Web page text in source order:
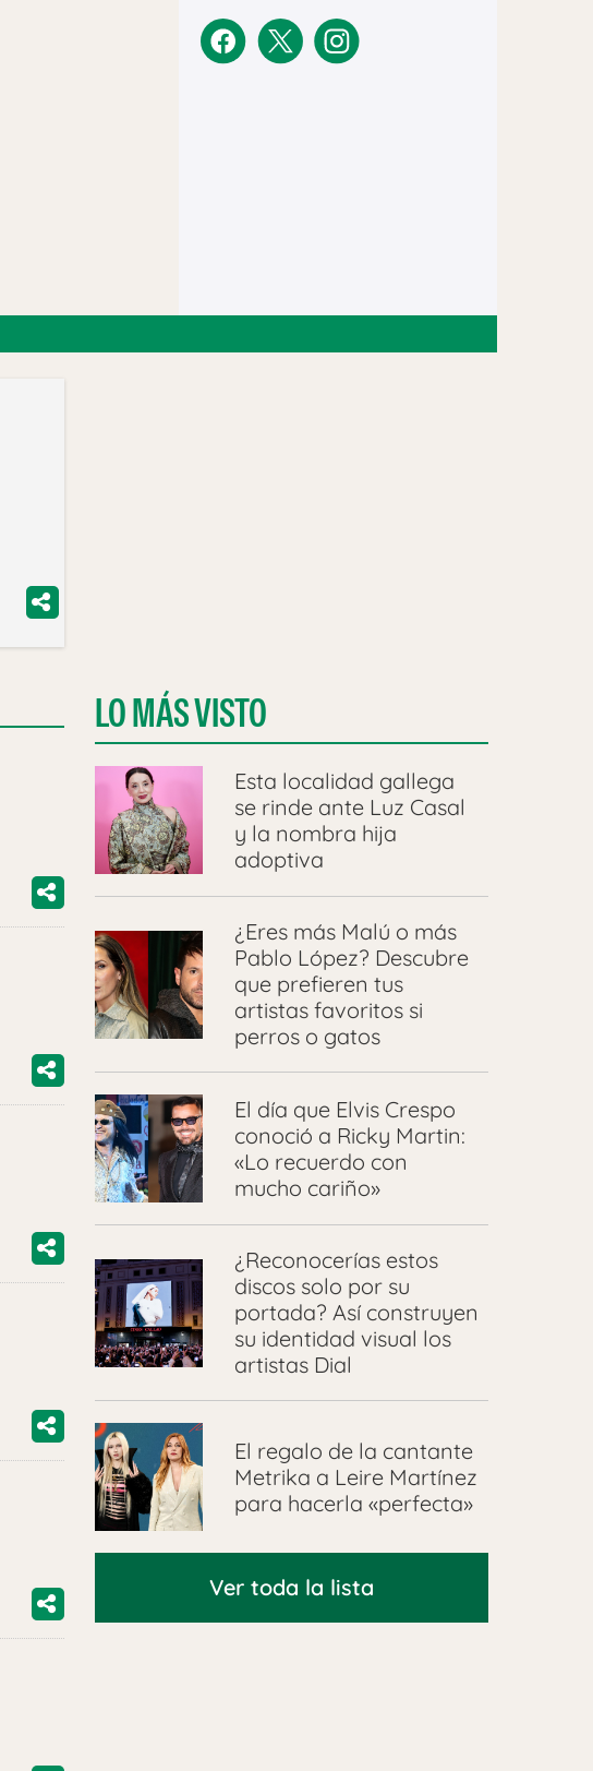
LO MÁS VISTO
Esta localidad gallega
se rinde ante Luz Casal
y la nombra hija
adoptiva
¿Eres más Malú o más
Pablo López? Descubre
que prefieren tus
artistas favoritos si
perros o gatos
El día que Elvis Crespo
conoció a Ricky Martin:
«Lo recuerdo con
mucho cariño»
¿Reconocerías estos
discos solo por su
portada? Así construyen
su identidad visual los
artistas Dial
El regalo de la cantante
Metrika a Leire Martínez
para hacerla «perfecta»
Ver toda la lista